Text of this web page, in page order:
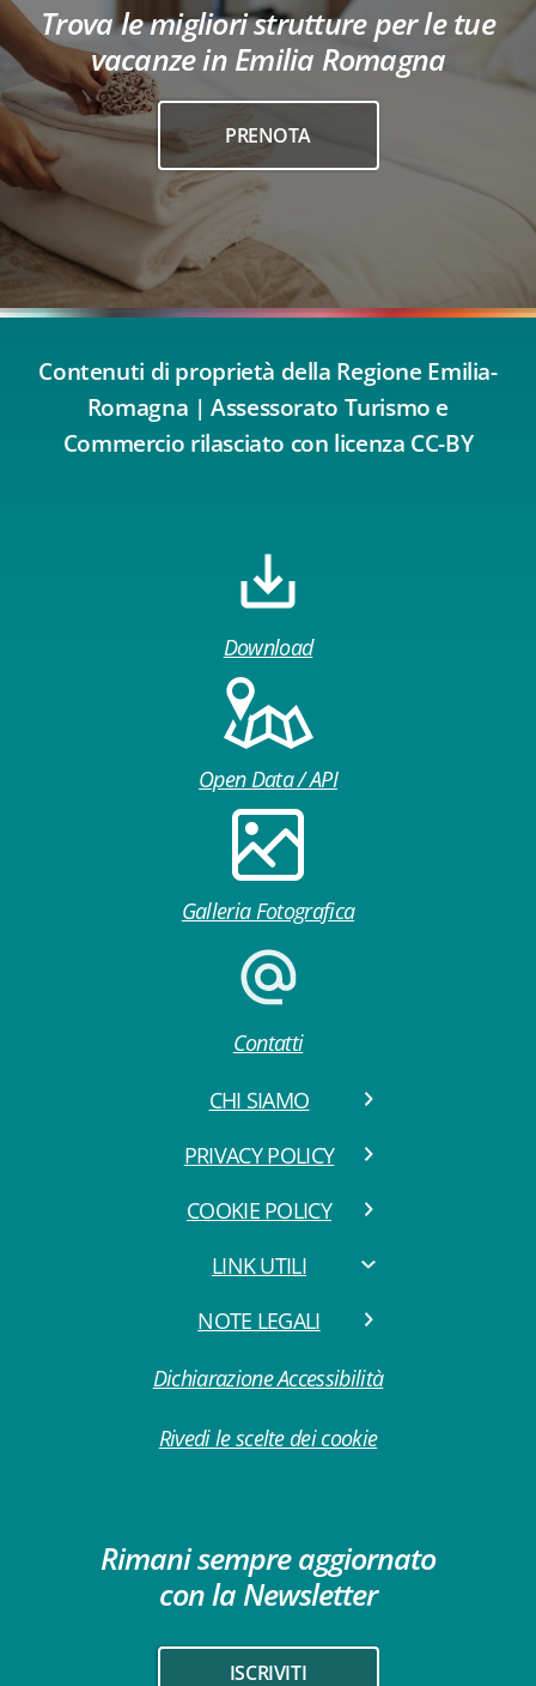
Trova le migliori strutture per le tue
vacanze in Emilia Romagna
PRENOTA
Contenuti di proprietà della Regione Emilia-
Romagna | Assessorato Turismo e
Commercio rilasciato con licenza CC-BY
Download
Open Data / API
Galleria Fotografica
Contatti
CHI SIAMO
PRIVACY POLICY
COOKIE POLICY
LINK UTILI
NOTE LEGALI
Dichiarazione Accessibilità
Rivedi le scelte dei cookie
Rimani sempre aggiornato
con la Newsletter
ISCRIVITI